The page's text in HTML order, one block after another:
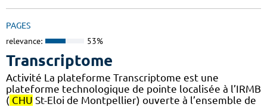
PAGES
relevance: 53%
Transcriptome
Activité La plateforme Transcriptome est une
plateforme technologique de pointe localisée à l’IRMB
( CHU St-Eloi de Montpellier) ouverte à l’ensemble de